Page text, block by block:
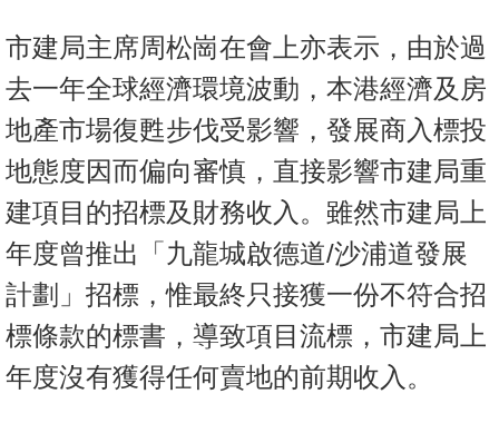
市建局主席周松崗在會上亦表示，由於過
去一年全球經濟環境波動，本港經濟及房
地產市場復甦步伐受影響，發展商入標投
地態度因而偏向審慎，直接影響市建局重
建項目的招標及財務收入。雖然市建局上
年度曾推出「九龍城啟德道/沙浦道發展
計劃」招標，惟最終只接獲一份不符合招
標條款的標書，導致項目流標，市建局上
年度沒有獲得任何賣地的前期收入。